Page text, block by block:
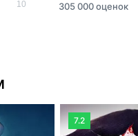
10 305 000 оценок
7.2